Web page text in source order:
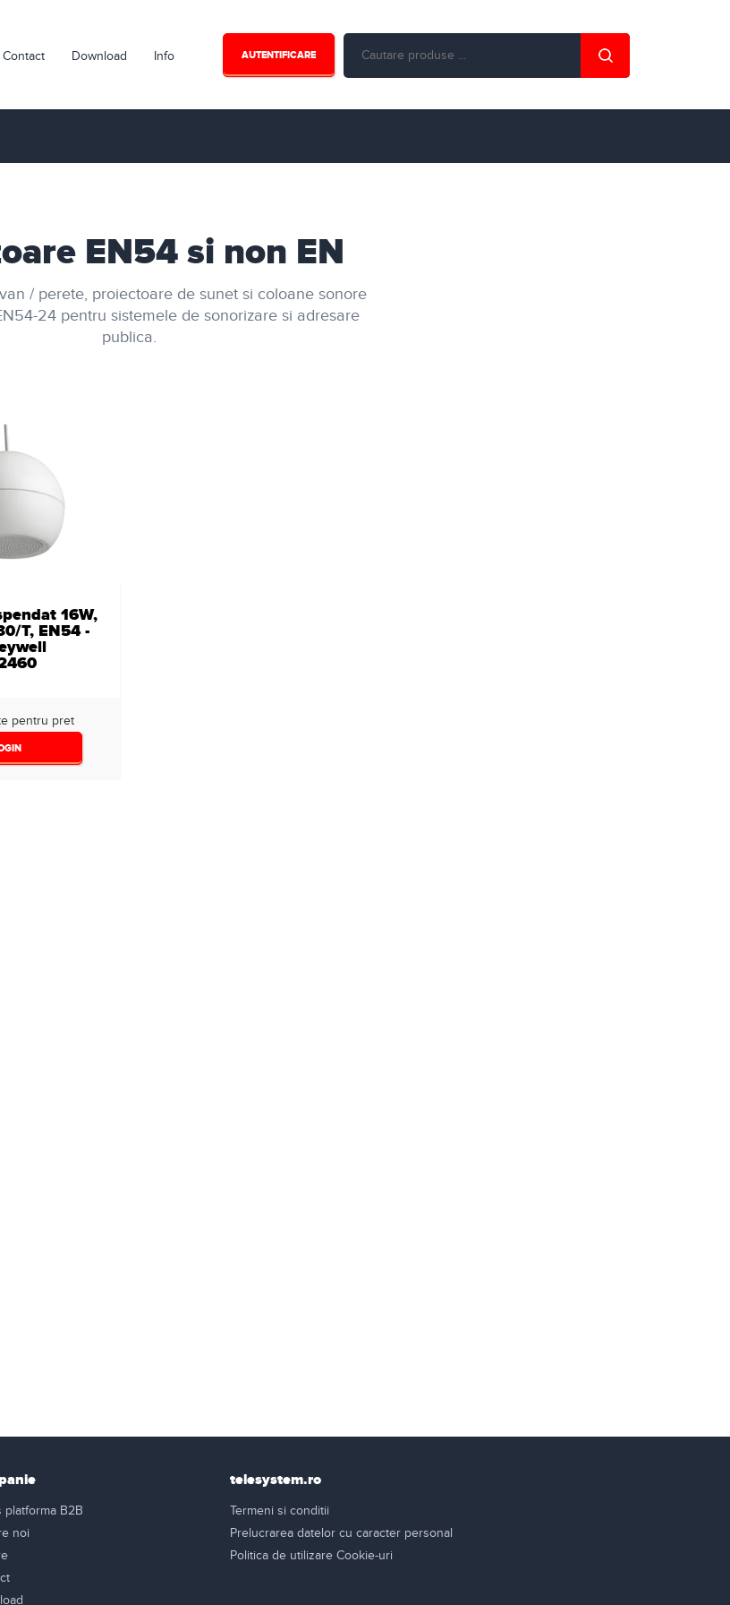
Contact Download Info AUTENTIFICARE
EN54 si non EN
/ perete, proiectoare de sunet si coloane sonore
24 pentru sistemele de sonorizare si adresare
publica.
16W,
T, EN54 -
pentru pret
platforma B2B
noi
telesystem.ro
Termeni si conditii
Prelucrarea datelor cu caracter personal
Politica de utilizare Cookie-uri